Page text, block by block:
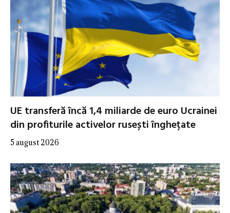
UE transferă încă 1,4 miliarde de euro Ucrainei
din profiturile activelor rusești înghețate
5 august 2026